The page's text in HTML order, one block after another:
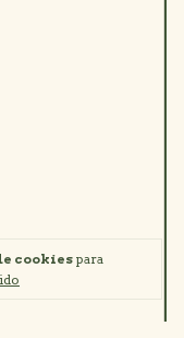
cookies para